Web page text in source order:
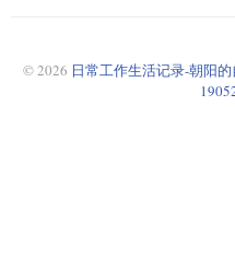
© 2026 日常工作生活记录-朝阳